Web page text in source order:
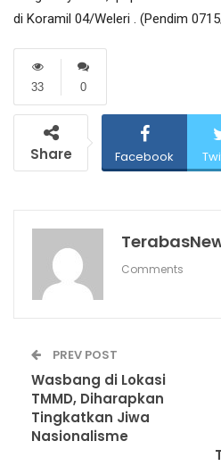
di Koramil 04/Weleri . (Pendim
0
33
Share Facebook
Comments
PREV POST
Wasbang di Lokasi
TMMD, Diharapkan
Tingkatkan Jiwa
Nasionalisme